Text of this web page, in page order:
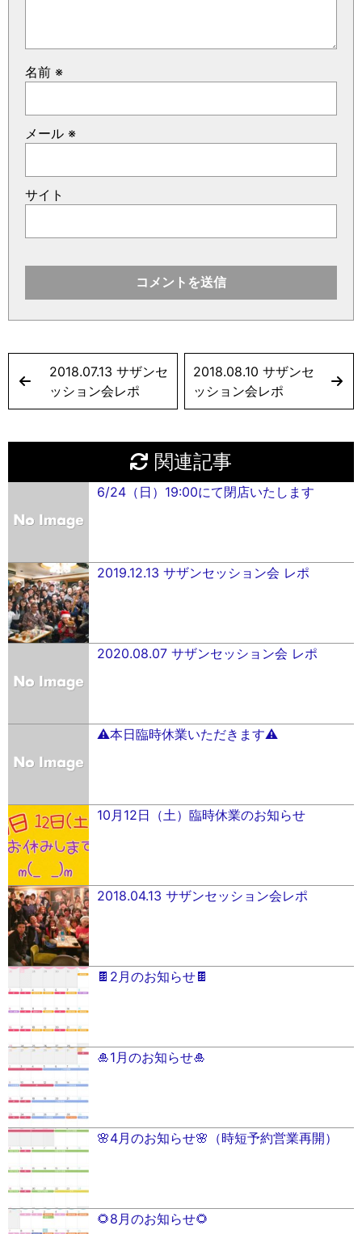
名前 ※
メール ※
サイト
2018.07.13 サザンセ
ッション会レポ
2018.08.10 サザンセ
ッション会レポ
関連記事
6/24（日）19:00にて閉店いたします
2019.12.13 サザンセッション会 レポ
2020.08.07 サザンセッション会 レポ
⚠️本日臨時休業いただきます⚠️
10月12日（土）臨時休業のお知らせ
2018.04.13 サザンセッション会レポ
🍫2月のお知らせ🍫
🎍1月のお知らせ🎍
🌸4月のお知らせ🌸（時短予約営業再開）
🌻8月のお知らせ🌻